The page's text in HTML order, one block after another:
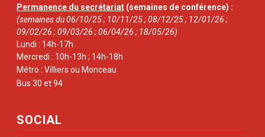
Permanence du secrétariat (semaines de conférence) :
(semaines du 06/10/25 ; 10/11/25 ; 08/12/25 ; 12/01/26 ;
09/02/26 ; 09/03/26 ; 06/04/26 ; 18/05/26)
Lundi : 14h-17h
Mercredi : 10h-13h ; 14h-18h
Métro : Villiers ou Monceau
Bus 30 et 94
SOCIAL